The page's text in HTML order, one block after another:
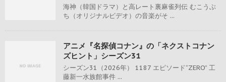
海神（韓国ドラマ）と高レート裏麻雀列伝 むこうぶ
ち（オリジナルビデオ）の音楽がそ ...
アニメ『名探偵コナン』の「ネクストコナン
ズヒント」シーズン31
シーズン31（2026年） 1187 エピソード“ZERO” 工
藤新一水族館事件 ...